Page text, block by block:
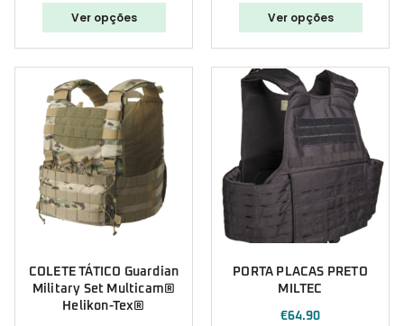
Ver opções Ver opções
COLETE TÁTICO Guardian
Military Set Multicam®
Helikon-Tex®
PORTA PLACAS PRETO
MILTEC
€64.90